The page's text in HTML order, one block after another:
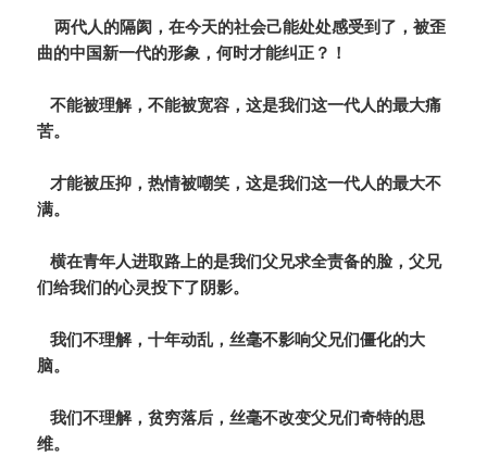
两代人的隔阂，在今天的社会己能处处感受到了，被歪
曲的中国新一代的形象，何时才能纠正？！
不能被理解，不能被宽容，这是我们这一代人的最大痛
苦。
才能被压抑，热情被嘲笑，这是我们这一代人的最大不
满。
横在青年人进取路上的是我们父兄求全责备的脸，父兄
们给我们的心灵投下了阴影。
我们不理解，十年动乱，丝毫不影响父兄们僵化的大
脑。
我们不理解，贫穷落后，丝毫不改变父兄们奇特的思
维。